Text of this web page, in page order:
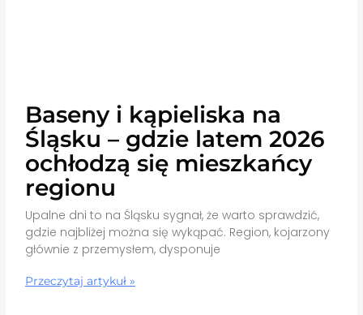
Baseny i kąpieliska na
Śląsku – gdzie latem 2026
ochłodzą się mieszkańcy
regionu
Upalne dni to na Śląsku sygnał, że warto sprawdzić,
gdzie najbliżej można się wykąpać. Region, kojarzony
głównie z przemysłem, dysponuje
Przeczytaj artykuł »